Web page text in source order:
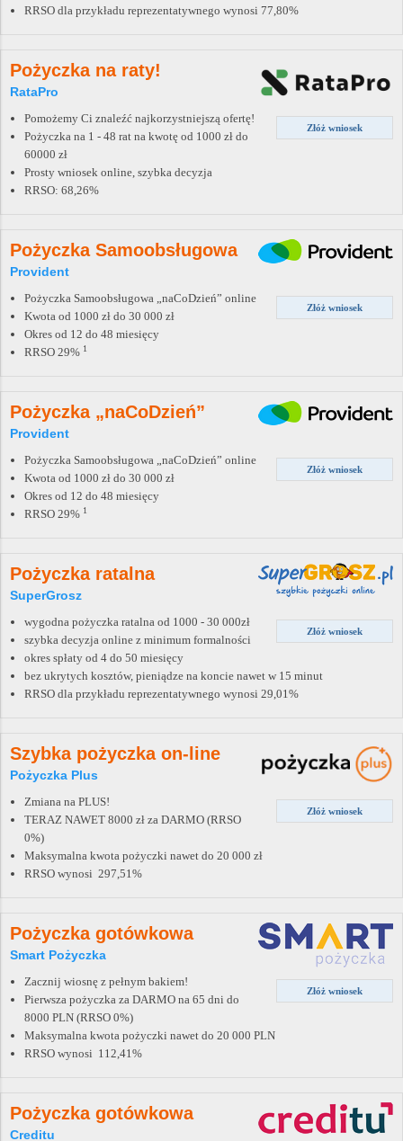
RRSO dla przykładu reprezentatywnego wynosi 77,80%
Pożyczka na raty!
RataPro
Złóż wniosek
Pomożemy Ci znaleźć najkorzystniejszą ofertę!
Pożyczka na 1 - 48 rat na kwotę od 1000 zł do
60000 zł
Prosty wniosek online, szybka decyzja
RRSO: 68,26%
Pożyczka Samoobsługowa
Provident
Złóż wniosek
Pożyczka Samoobsługowa „naCoDzień” online
Kwota od 1000 zł do 30 000 zł
Okres od 12 do 48 miesięcy
RRSO 29% 1
Pożyczka „naCoDzień”
Provident
Złóż wniosek
Pożyczka Samoobsługowa „naCoDzień” online
Kwota od 1000 zł do 30 000 zł
Okres od 12 do 48 miesięcy
RRSO 29% 1
Pożyczka ratalna
SuperGrosz
Złóż wniosek
wygodna pożyczka ratalna od 1000 - 30 000zł
szybka decyzja online z minimum formalności
okres spłaty od 4 do 50 miesięcy
bez ukrytych kosztów, pieniądze na koncie nawet w 15 minut
RRSO dla przykładu reprezentatywnego wynosi 29,01%
Szybka pożyczka on-line
Pożyczka Plus
Złóż wniosek
Zmiana na PLUS!
TERAZ NAWET 8000 zł za DARMO (RRSO
0%)
Maksymalna kwota pożyczki nawet do 20 000 zł
RRSO wynosi 297,51%
Pożyczka gotówkowa
Smart Pożyczka
Złóż wniosek
Zacznij wiosnę z pełnym bakiem!
Pierwsza pożyczka za DARMO na 65 dni do
8000 PLN (RRSO 0%)
Maksymalna kwota pożyczki nawet do 20 000 PLN
RRSO wynosi 112,41%
Pożyczka gotówkowa
Creditu